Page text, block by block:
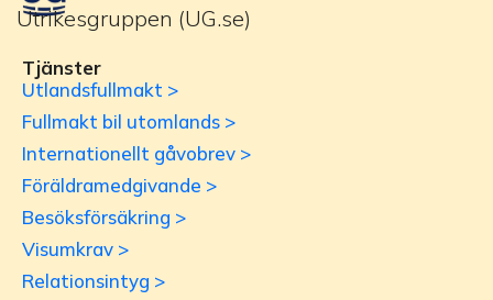
Utrikesgruppen (UG.se)
Tjänster
Utlandsfullmakt >
Fullmakt bil utomlands >
Internationellt gåvobrev >
Föräldramedgivande >
Besöksförsäkring >
Visumkrav >
Relationsintyg >